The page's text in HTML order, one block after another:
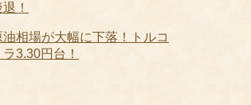
！
油相場が大幅に下落！トルコ
ラ3.30円台！